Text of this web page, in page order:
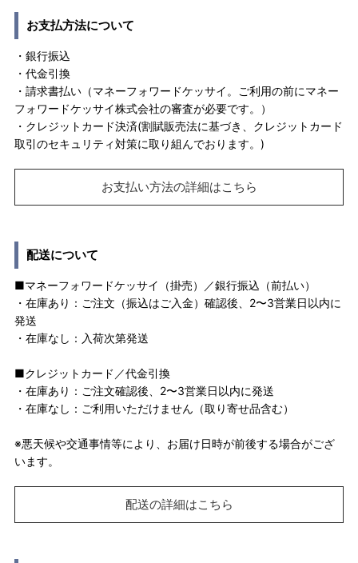
お支払方法について
・銀行振込
・代金引換
・請求書払い（マネーフォワードケッサイ。ご利用の前にマネー
フォワードケッサイ株式会社の審査が必要です。）
・クレジットカード決済(割賦販売法に基づき、クレジットカード
取引のセキュリティ対策に取り組んでおります。)
お支払い方法の詳細はこちら
配送について
■マネーフォワードケッサイ（掛売）／銀行振込（前払い）
・在庫あり：ご注文（振込はご入金）確認後、2〜3営業日以内に
発送
・在庫なし：入荷次第発送
■クレジットカード／代金引換
・在庫あり：ご注文確認後、2〜3営業日以内に発送
・在庫なし：ご利用いただけません（取り寄せ品含む）
※悪天候や交通事情等により、お届け日時が前後する場合がござ
います。
配送の詳細はこちら